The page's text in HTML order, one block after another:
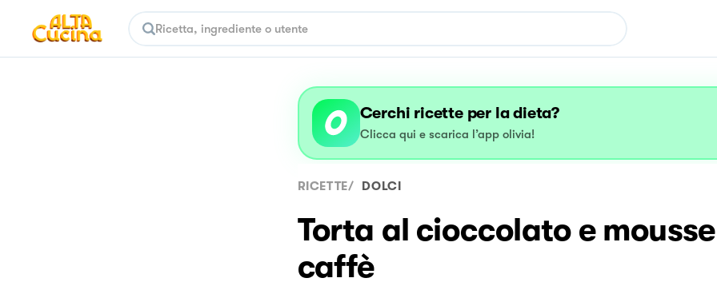
Cerchi ricette per la dieta?
Clicca qui e scarica l’app olivia!
RICETTE/ DOLCI
Torta al cioccolato e
caffè